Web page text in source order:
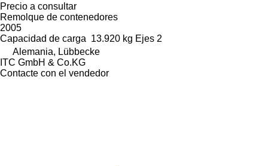
Precio a consultar
Remolque de contenedores
2005
Capacidad de carga 13.920 kg Ejes 2
Alemania, Lübbecke
ITC GmbH & Co.KG
Contacte con el vendedor